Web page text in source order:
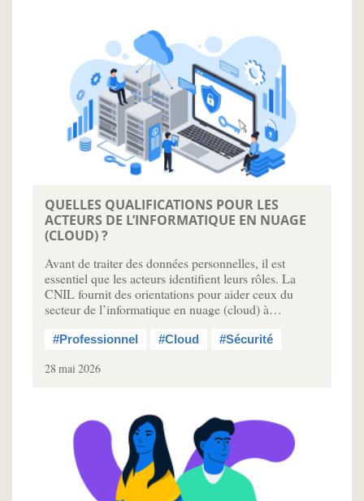
QUELLES QUALIFICATIONS POUR LES
ACTEURS DE L’INFORMATIQUE EN NUAGE
(CLOUD) ?
Avant de traiter des données personnelles, il est
essentiel que les acteurs identifient leurs rôles. La
CNIL fournit des orientations pour aider ceux du
secteur de l’informatique en nuage (cloud) à…
#Professionnel #Cloud #Sécurité
28 mai 2026